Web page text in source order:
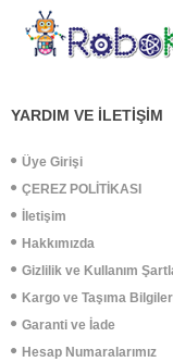
YARDIM VE İLETİŞİM
Üye Girişi
ÇEREZ POLİTİKASI
İletişim
Hakkımızda
Gizlilik ve Kullanım
Kargo ve Taşıma
Garanti ve İade
Hesap Numaralarımız